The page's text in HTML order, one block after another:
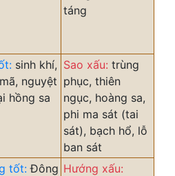
táng
sinh khí,
nguyệt
hồng sa
Sao xấu: trùng
phục, thiên
ngục, hoàng sa,
phi ma sát (tai
sát), bạch hổ, lỗ
ban sát
tốt:Đông Hướng xấu: